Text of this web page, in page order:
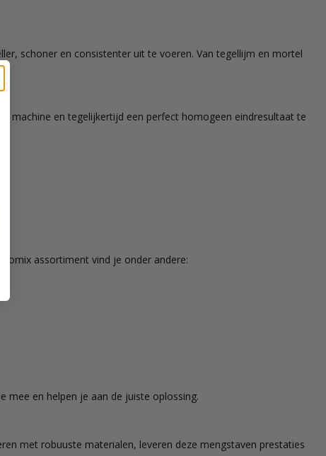
schoner en consistenter uit te voeren. Van tegellijm en mortel
machine en tegelijkertijd een perfect homogeen eindresultaat te
assortiment vind je onder andere:
en helpen je aan de juiste oplossing.
met robuuste materialen, leveren deze mengstaven prestaties